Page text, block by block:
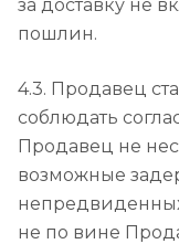
за доставку не
пошлин.
4.3. Продавец
соблюдать
Продавец не
возможные
не по вине